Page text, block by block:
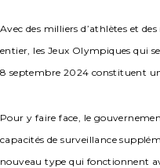
Avec des milliers d’athlètes et
entier, les Jeux Olympiques qui
8 septembre 2024 constituent
Pour y faire face, le
capacités de surveillance
nouveau type qui fonctionnent